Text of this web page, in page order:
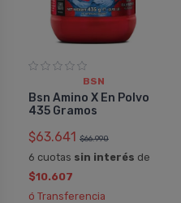
BSN
Bsn Amino X En Polvo
435 Gramos
$63.641 $66.990
6 cuotas sin interés de
$10.607
ó Transferencia